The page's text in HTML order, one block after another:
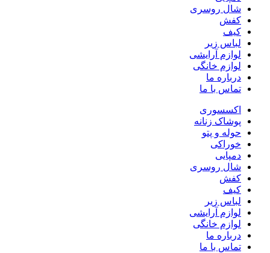
شال روسری
کفش
کیف
لباس زیر
لوازم آرایشی
لوازم خانگی
درباره ما
تماس با ما
اکسسوری
پوشاک زنانه
حوله و پتو
خوراکی
دمپایی
شال روسری
کفش
کیف
لباس زیر
لوازم آرایشی
لوازم خانگی
درباره ما
تماس با ما